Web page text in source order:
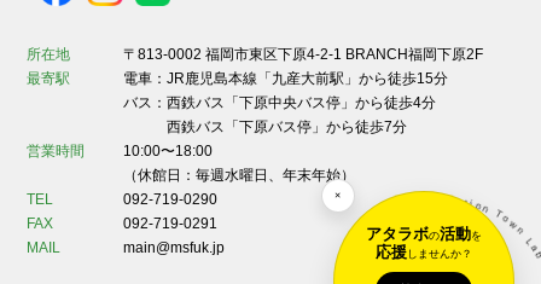
所在地
〒813-0002 福岡市東区下原4-2-1 BRANCH福岡下原2F
最寄駅
電車：JR鹿児島本線「九産大前駅」から徒歩15分
バス：西鉄バス「下原中央バス停」から徒歩4分
西鉄バス「下原バス停」から徒歩7分
営業時間
10:00〜18:00
（休館日：毎週水曜日、年末年始）
TEL
092-719-0290
FAX
092-719-0291
MAIL
main@msfuk.jp
アタラボの活動を
応援しませんか？
×